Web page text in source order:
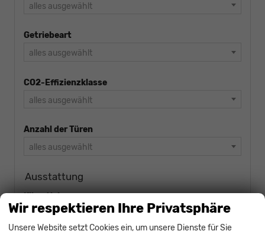
alles ausgewählt
Getriebeart
alles ausgewählt
CO2-Effizienzklasse
alles ausgewählt
Anzahl der Türen
alles ausgewählt
Ausstattung
Klimatisierung
alles ausgewählt
Wir respektieren Ihre Privatsphäre
Unsere Website setzt Cookies ein, um unsere Dienste für Sie